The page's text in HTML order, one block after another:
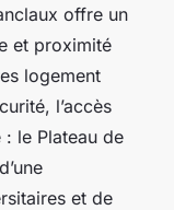
offre un
et proximité
logement
l’accès
le Plateau de
et de